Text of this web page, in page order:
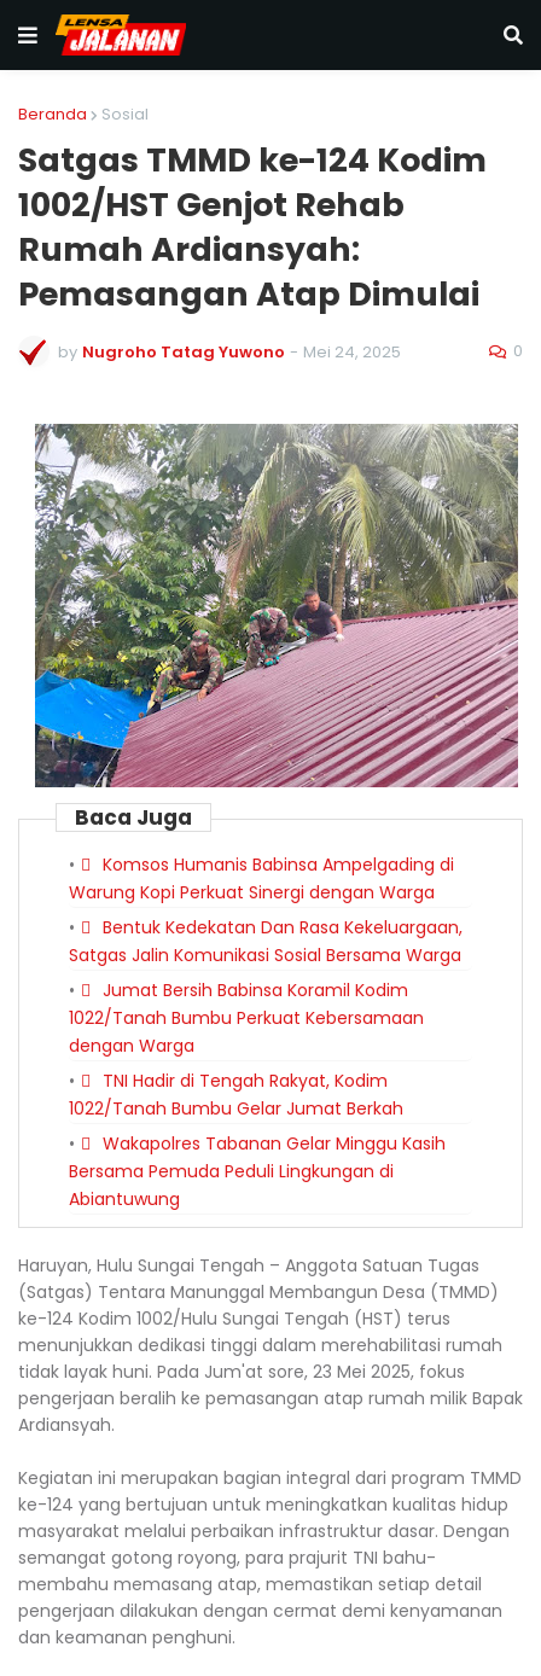
Beranda Sosial
Satgas TMMD ke-124 Kodim
1002/HST Genjot Rehab
Rumah Ardiansyah:
Pemasangan Atap Dimulai
by Nugroho Tatag Yuwono - Mei 24, 2025 0
Baca Juga
Komsos Humanis Babinsa Ampelgading di
Warung Kopi Perkuat Sinergi dengan Warga
Bentuk Kedekatan Dan Rasa Kekeluargaan,
Satgas Jalin Komunikasi Sosial Bersama Warga
Jumat Bersih Babinsa Koramil Kodim
1022/Tanah Bumbu Perkuat Kebersamaan
dengan Warga
TNI Hadir di Tengah Rakyat, Kodim
1022/Tanah Bumbu Gelar Jumat Berkah
Wakapolres Tabanan Gelar Minggu Kasih
Bersama Pemuda Peduli Lingkungan di
Abiantuwung
Haruyan, Hulu Sungai Tengah – Anggota Satuan Tugas
(Satgas) Tentara Manunggal Membangun Desa (TMMD)
ke-124 Kodim 1002/Hulu Sungai Tengah (HST) terus
menunjukkan dedikasi tinggi dalam merehabilitasi rumah
tidak layak huni. Pada Jum'at sore, 23 Mei 2025, fokus
pengerjaan beralih ke pemasangan atap rumah milik Bapak
Ardiansyah.
Kegiatan ini merupakan bagian integral dari program TMMD
ke-124 yang bertujuan untuk meningkatkan kualitas hidup
masyarakat melalui perbaikan infrastruktur dasar. Dengan
semangat gotong royong, para prajurit TNI bahu-
membahu memasang atap, memastikan setiap detail
pengerjaan dilakukan dengan cermat demi kenyamanan
dan keamanan penghuni.